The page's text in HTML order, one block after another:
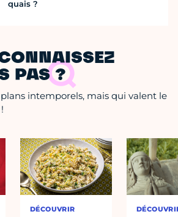
quais ?
PAS ?
intemporels, mais qui valent le
DÉCOUVRIR